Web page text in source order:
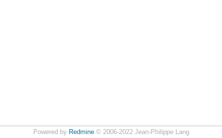
Powered by Redmine© 2006-2022 Jean-Philippe Lang